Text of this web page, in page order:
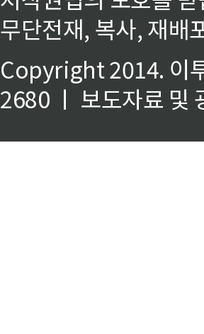
무단전재, 복사, 재배
Copyright 2014. 이
2680 ㅣ 보도자료